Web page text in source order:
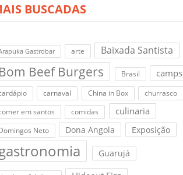
BUSCADAS
Gastrobar arte Baixada Santista
Beef Burgers Brasil camps
carnaval China in Box
churrasco
em santos
comidas culinaria
Neto Dona Angola Exposição
Guarujá